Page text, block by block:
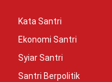
Kata Santri
Ekonomi Santri
Syiar Santri
Santri Berpolitik